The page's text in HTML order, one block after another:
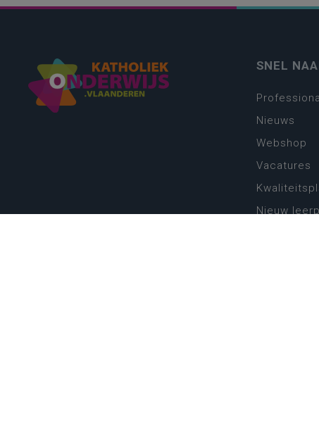
SNEL
Nieuws
Webshop
Vacatures
Nieuw